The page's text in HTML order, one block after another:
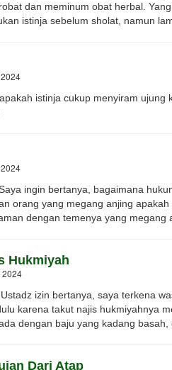
dan meminum obat herbal.
istinja sebelum sholat, namun
istinja cukup menyiram
ingin bertanya, bagaimana
orang yang megang anjing
dengan temenya yang megang
Hukmiyah
2024
izin bertanya, saya terkena
karena takut najis hukmiyahnya
dengan baju yang kadang basah,
Dari Atap